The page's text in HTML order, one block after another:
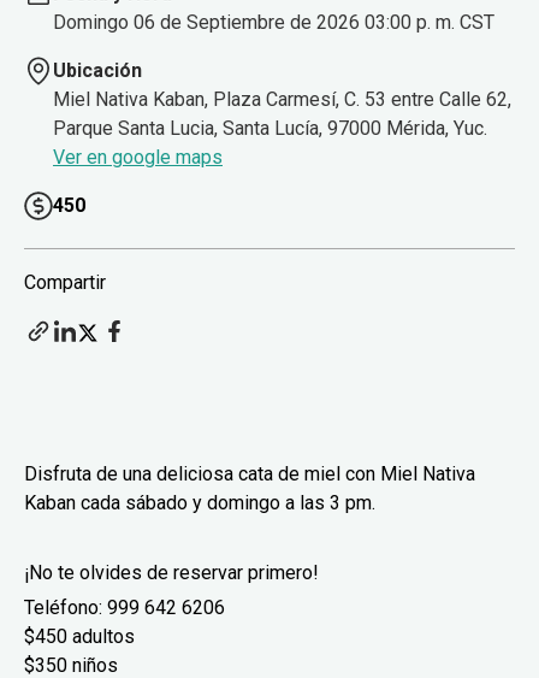
Domingo 06 de Septiembre de 2026 03:00 p. m. CST
Ubicación
Miel Nativa Kaban, Plaza Carmesí, C. 53 entre Calle 62,
Parque Santa Lucia, Santa Lucía, 97000 Mérida, Yuc.
Ver en google maps
450
Compartir
Disfruta de una deliciosa cata de miel con Miel Nativa
Kaban cada sábado y domingo a las 3 pm.
¡No te olvides de reservar primero!
Teléfono: 999 642 6206
$450 adultos
$350 niños